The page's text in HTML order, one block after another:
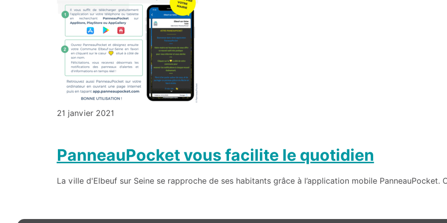
21 janvier 2021
PanneauPocket vous facilite le quotidien
La ville d'Elbeuf sur Seine se rapproche de ses habitants grâce à l’application mobile PanneauPocket.